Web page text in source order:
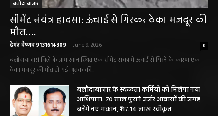
बलौदा बाजार
सीमेंट संयंत्र हादसा: ऊंचाई से गिरकर ठेका मजदूर की
मौत….
हेमंत वैष्णव 9131614309 - June 9, 2026 0
बलौदाबाजार। जिले के ग्राम रवान स्थित एक सीमेंट संयंत्र में ऊंचाई से गिरने के कारण एक
ठेका मजदूर की मौत हो गई। मृतक की...
बलौदाबाजार के स्वच्छता कर्मियों को मिलेगा नया
आशियाना: 70 साल पुराने जर्जर आवासों की जगह
बनेंगे नए मकान, ₹117.14 लाख स्वीकृत